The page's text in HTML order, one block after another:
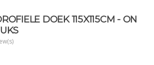
DOEK 115X115CM - ON